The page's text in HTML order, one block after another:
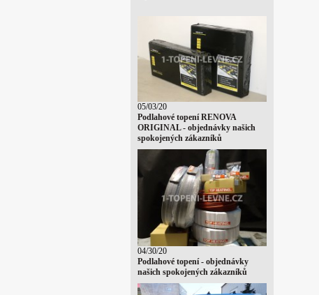
05/03/20
Podlahové topení RENOVA
ORIGINAL - objednávky našich
spokojených zákazníků
04/30/20
Podlahové topení - objednávky
našich spokojených zákazníků